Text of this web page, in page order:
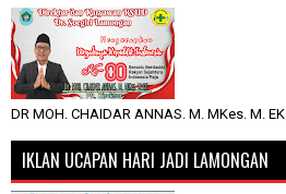
DR MOH. CHAIDAR ANNAS. M. MKes. M. EK
IKLAN UCAPAN HARI JADI LAMONGAN